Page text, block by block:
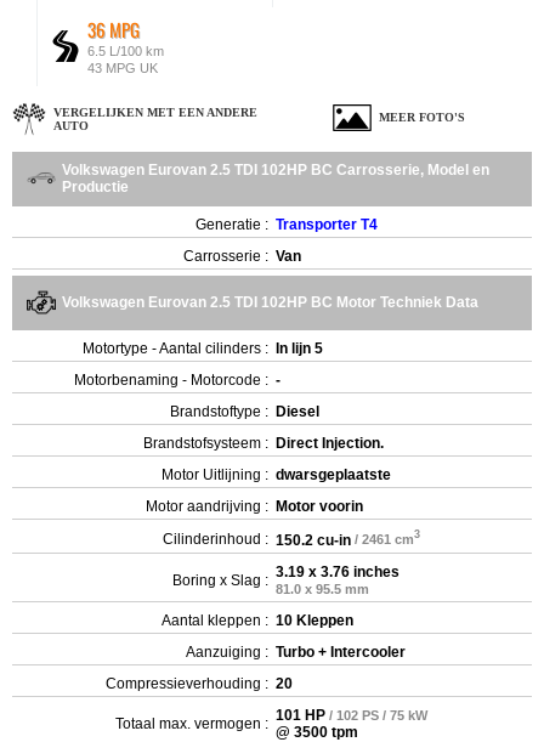
36 MPG
6.5 L/100 km
43 MPG UK
VERGELIJKEN MET EEN ANDERE
AUTO
MEER FOTO'S
Volkswagen Eurovan 2.5 TDI 102HP BC Carrosserie, Model en
Productie
Generatie : Transporter T4
Carrosserie : Van
Volkswagen Eurovan 2.5 TDI 102HP BC Motor Techniek Data
Motortype - Aantal cilinders : In lijn 5
Motorbenaming - Motorcode : -
Brandstoftype : Diesel
Brandstofsysteem : Direct Injection.
Motor Uitlijning : dwarsgeplaatste
Motor aandrijving : Motor voorin
Cilinderinhoud : 150.2 cu-in / 2461 cm3
Boring x Slag : 3.19 x 3.76 inches
81.0 x 95.5 mm
Aantal kleppen : 10 Kleppen
Aanzuiging : Turbo + Intercooler
Compressieverhouding : 20
Totaal max. vermogen : 101 HP / 102 PS / 75 kW
@ 3500 tpm